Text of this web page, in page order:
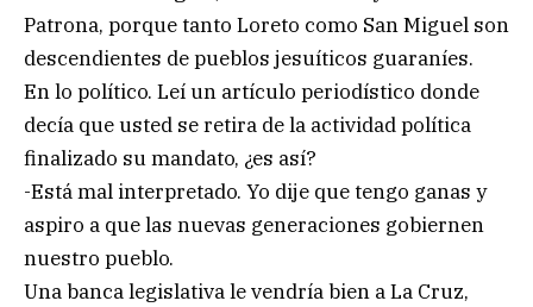
Patrona, porque tanto Loreto como San Miguel son
descendientes de pueblos jesuíticos guaraníes.
En lo político. Leí un artículo periodístico donde
decía que usted se retira de la actividad política
finalizado su mandato, ¿es así?
-Está mal interpretado. Yo dije que tengo ganas y
aspiro a que las nuevas generaciones gobiernen
nuestro pueblo.
Una banca legislativa le vendría bien a La Cruz,